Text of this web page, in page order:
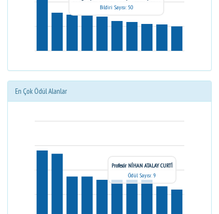
Bildiri Sayısı: 50
En Çok Ödül Alanlar
Profesör NİHAN ATALAY CURTİ
Ödül Sayısı: 9